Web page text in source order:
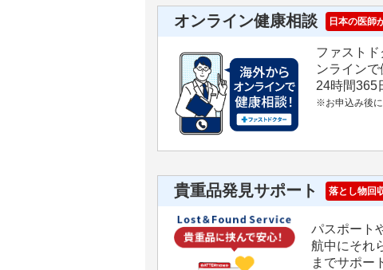
オンライン健康相談 日本の医師
ファスト
ンラインで
24時間365
※お申込み後に
貴重品発見サポート 落とし物回
パスポート
航中にそれ
までサポー